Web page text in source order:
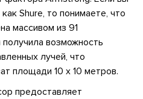
Shure, то понимаете, что
массивом из 91
возможность
лучей, что
площади 10 х 10 метров.
предоставляет